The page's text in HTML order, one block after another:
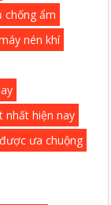
chống ẩm
nén khí
nhất hiện nay
ưa chuộng